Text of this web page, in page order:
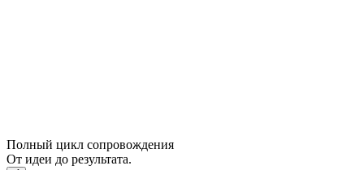
Полный цикл сопровождения
От идеи до результата.